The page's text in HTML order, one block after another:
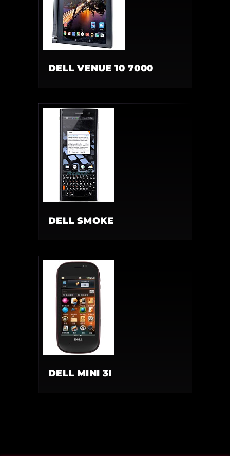
DELL VENUE 10 7000
DELL SMOKE
DELL MINI 3I